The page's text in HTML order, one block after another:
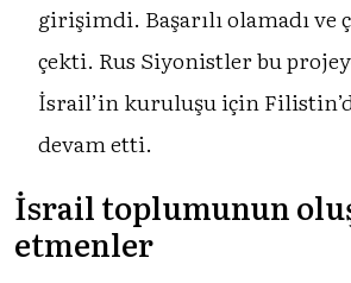
girişimdi. Başarılı olamadı ve
çekti. Rus Siyonistler bu
İsrail’in kuruluşu için
devam etti.
İsrail toplumunun
etmenler